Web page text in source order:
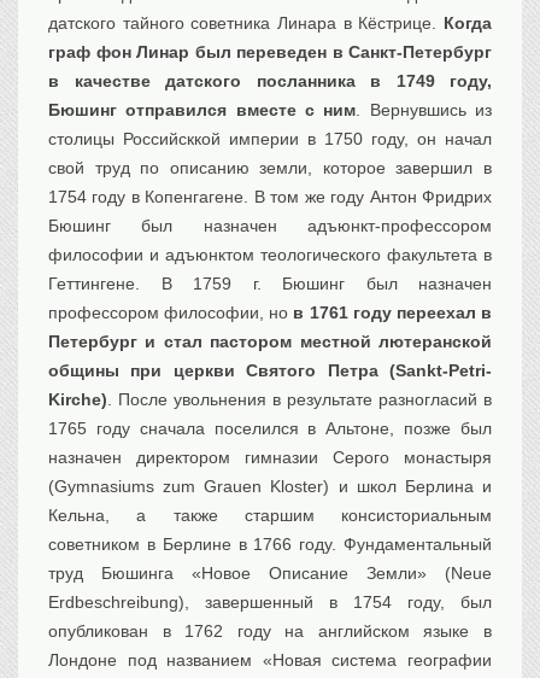
датского тайного советника Линара в Кёстрице. Когда
граф фон Линар был переведен в Санкт-Петербург
в качестве датского посланника в 1749 году,
Бюшинг отправился вместе с ним . Вернувшись из
столицы Российсккой империи в 1750 году, он начал
свой труд по описанию земли, которое завершил в
1754 году в Копенгагене. В том же году Антон Фридрих
Бюшинг был назначен адъюнкт-профессором
философии и адъюнктом теологического факультета в
Геттингене. В 1759 г. Бюшинг был назначен
профессором философии, но в 1761 году переехал в
Петербург и стал пастором местной лютеранской
общины при церкви Святого Петра (Sankt-Petri-
Kirche) . После увольнения в результате разногласий в
1765 году сначала поселился в Альтоне, позже был
назначен директором гимназии Серого монастыря
(Gymnasiums zum Grauen Kloster) и школ Берлина и
Кельна, а также старшим консисториальным
советником в Берлине в 1766 году. Фундаментальный
труд Бюшинга «Новое Описание Земли» (Neue
Erdbeschreibung), завершенный в 1754 году, был
опубликован в 1762 году на английском языке в
Лондоне под названием «Новая система географии